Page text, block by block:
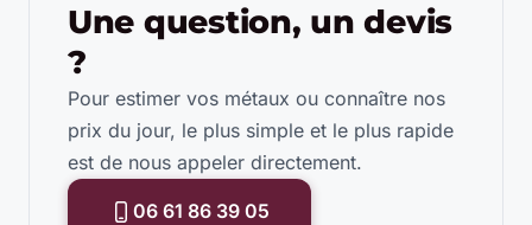
Une question, un devis
?
Pour estimer vos métaux ou connaître nos
prix du jour, le plus simple et le plus rapide
est de nous appeler directement.
06 61 86 39 05